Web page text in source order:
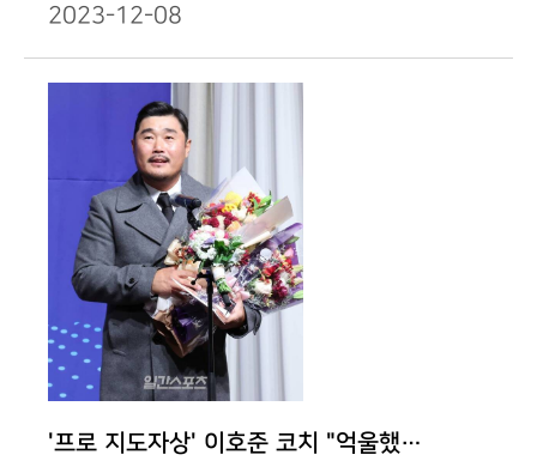
2023-12-08
'프로 지도자상' 이호준 코치 "억울했…